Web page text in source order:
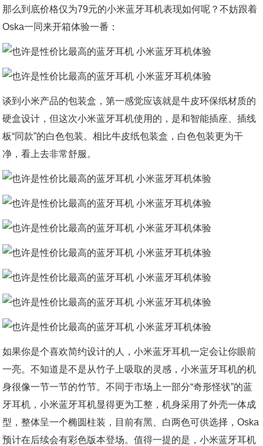
那么到底价格仅为79元的小米蓝牙耳机表现如何呢？不妨跟着
Oska一同来开箱体验一番：
谈到小米产品的包装盒，第一感觉应该就是牛皮环保纸材质的
硬盒设计，但这次小米蓝牙耳机使用的，是和智能插座、插线
板“同款”的白色包装。相比牛皮纸包装盒，白色包装更为干
净，看上去非常舒服。
如果你是个喜欢简约设计的人，小米蓝牙耳机一定会让你眼前
一亮。不知道是不是从竹子上吸取的灵感，小米蓝牙耳机的机
身很像一节一节的竹节。不同于市场上一部分“奇形怪状”的蓝
牙耳机，小米蓝牙耳机显得更为工整，机身采用了外壳一体成
型，整体呈一个椭圆柱装，目前有黑、白两色可供选择，Oska
预计在后续会有彩色版本登场。值得一提的是，小米蓝牙耳机